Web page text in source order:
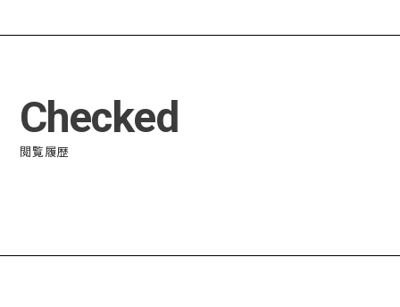
Checked
閲覧履歴